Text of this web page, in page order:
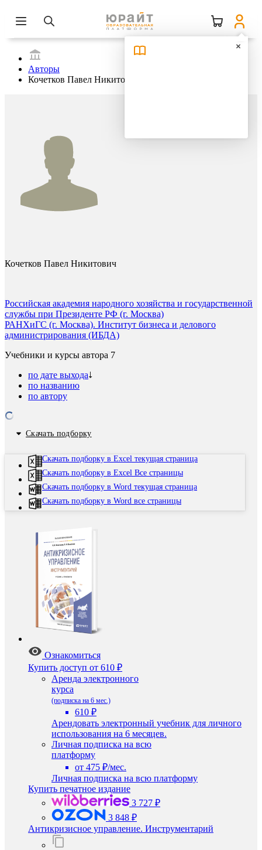
Авторы
Кочетков Павел Никитович
Кочетков Павел Никитович
Российская академия народного хозяйства и государственной
службы при Президенте РФ (г. Москва)
РАНХиГС (г. Москва). Институт бизнеса и делового
администрирования (ИБДА)
Учебники и курсы автора 7
по дате выхода
по названию
по автору
Скачать подборку
Скачать подборку в Excel текущая страница
Скачать подборку в Excel Все страницы
Скачать подборку в Word текущая страница
Скачать подборку в Word все страницы
Ознакомиться
Купить доступ от 610 ₽
Аренда электронного
курса
(подписка на 6 мес.)
610 ₽
Арендовать электронный учебник для личного
использования на 6 месяцев.
Личная подписка на всю
платформу
от 475 ₽/мес.
Личная подписка на всю платформу
Купить печатное издание
3 727 ₽
3 848 ₽
Антикризисное управление. Инструментарий